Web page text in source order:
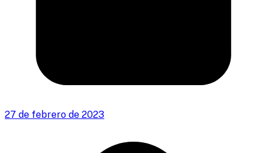
27 de febrero de 2023